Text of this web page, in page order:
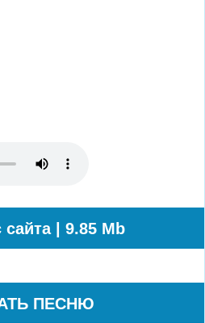
сайта | 9.85 Mb
ПЕСНЮ